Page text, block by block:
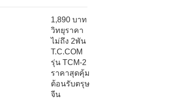
1,890 บาท
วิทยุราคา
ไม่ถึง 2พัน
T.C.COM
รุ่น TCM-2
ราคาสุดคุ้ม
ต้อนรับตรุษ
จีน